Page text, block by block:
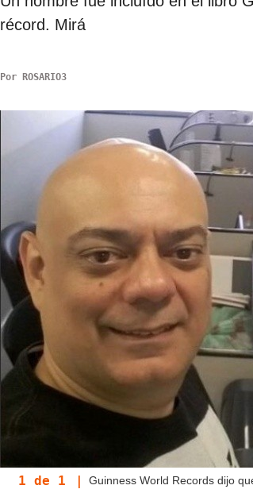
récord. Mirá
Por ROSARIO3
1 de 1 | Guinness World Records dijo